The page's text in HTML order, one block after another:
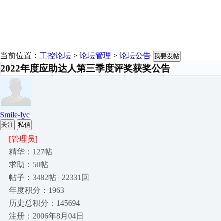
当前位置： 工控论坛 > 论坛管理 > 论坛公告 我要发帖
2022年度应助达人第三季度评奖获奖公告
Smile-lyc
关注 私信
[管理员]
精华：127帖
求助：50帖
帖子：3482帖 | 22331回
年度积分：1963
历史总积分：145694
注册：2006年8月04日